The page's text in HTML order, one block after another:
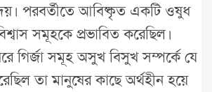
পরবর্তীতে আবিষ্কৃত একটি ওষুধ
সমূহকে প্রভাবিত করেছিল।
গির্জা সমূহ অসুখ বিসুখ সম্পর্কে যে
তা মানুষের কাছে অর্থহীন হয়ে